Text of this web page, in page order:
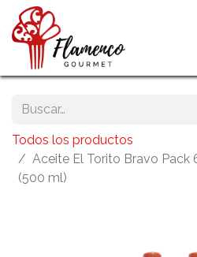
Todos los productos
Aceite El Torito Bravo Pack
(500 ml)